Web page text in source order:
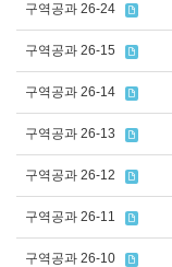
구역공과 26-24
구역공과 26-15
구역공과 26-14
구역공과 26-13
구역공과 26-12
구역공과 26-11
구역공과 26-10